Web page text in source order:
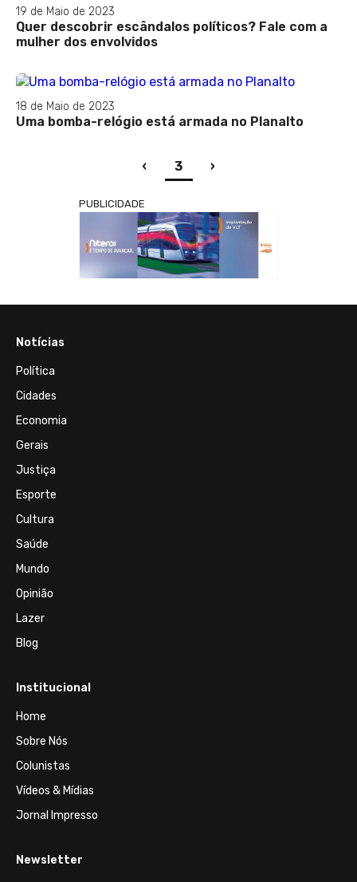
19 de Maio de 2023
Quer descobrir escândalos políticos? Fale com a
mulher dos envolvidos
18 de Maio de 2023
Uma bomba-relógio está armada no Planalto
‹ 3(current)
›
PUBLICIDADE
Notícias
Política
Cidades
Economia
Gerais
Justiça
Esporte
Cultura
Saúde
Mundo
Opinião
Lazer
Blog
Institucional
Home
Sobre Nós
Colunistas
Vídeos & Mídias
Jornal Impresso
Newsletter